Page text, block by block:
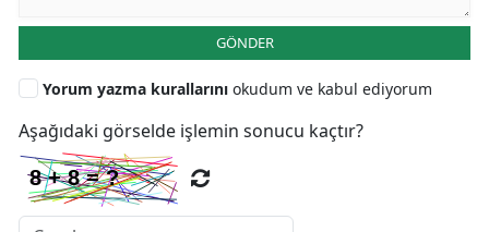
GÖNDER
Yorum yazma kurallarını okudum ve kabul ediyorum
Aşağıdaki görselde işlemin sonucu kaçtır?